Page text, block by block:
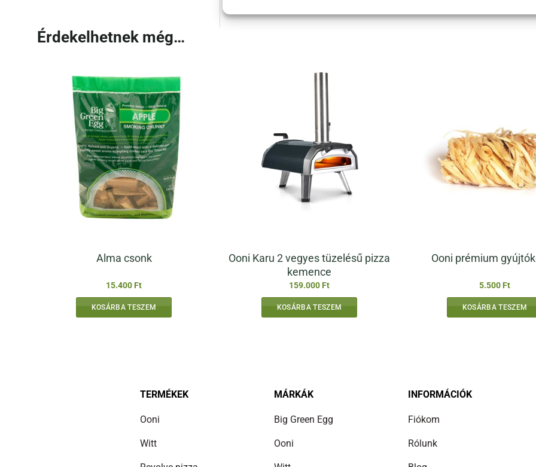
Érdekelhetnek még…
Alma csonk
15.400 Ft
KOSÁRBA TESZEM
Ooni Karu 2 vegyes tüzelésű pizza
kemence
159.000 Ft
KOSÁRBA TESZEM
Ooni prémium
5.500 Ft
KOSÁRBA TESZEM
TERMÉKEK
Ooni
Witt
MÁRKÁK
Big Green Egg
Ooni
INFORMÁCIÓK
Fiókom
Rólunk